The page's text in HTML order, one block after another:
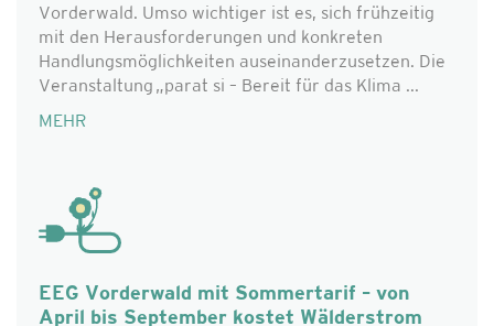
Vorderwald. Umso wichtiger ist es, sich frühzeitig
mit den Herausforderungen und konkreten
Handlungsmöglichkeiten auseinanderzusetzen. Die
Veranstaltung „parat si – Bereit für das Klima ...
MEHR
EEG Vorderwald mit Sommertarif – von
April bis September kostet Wälderstrom